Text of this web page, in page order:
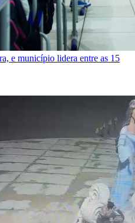
e município lidera entre as 15